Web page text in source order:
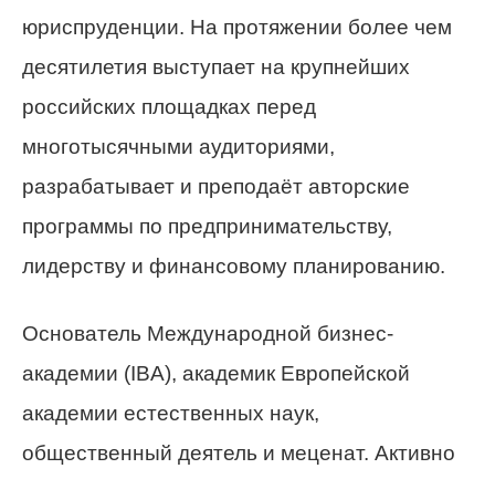
юриспруденции. На протяжении более чем
десятилетия выступает на крупнейших
российских площадках перед
многотысячными аудиториями,
разрабатывает и преподаёт авторские
программы по предпринимательству,
лидерству и финансовому планированию.
Основатель Международной бизнес-
академии (IBA), академик Европейской
академии естественных наук,
общественный деятель и меценат. Активно